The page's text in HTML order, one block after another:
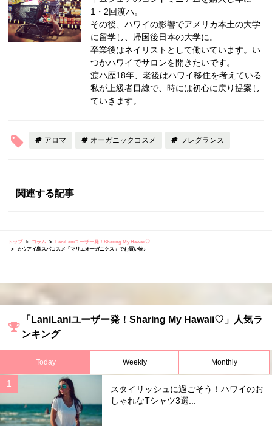
1・2回渡ハ。
その後、ハワイの影響でアメリカ本土の大学
に留学し、帰国後日本の大学に。
卒業後はネイリストとして働いています。い
つかハワイでサロンを開きたいです。
渡ハ歴18年、老後はハワイ移住を考えている
私が上級者目線で、時には初心に戻り提案し
ていきます。
アロマ オーガニックコスメ フレグランス
関連する記事
トップ コラム
LaniLaniユーザー発！Sharing My Hawaii♡
カウアイ島スパコスメ「マリエオーガニクス」でお買い物♪
「LaniLaniユーザー発！Sharing My Hawaii♡」人気ラ
ンキング
Today Weekly Monthly
スタイリッシュに過ごそう！ハワイのお
しゃれなTシャツ3選...